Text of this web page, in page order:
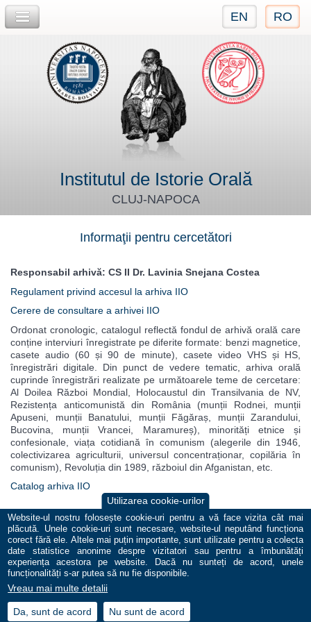
Utilizarea cookie-urilor
Website-ul nostru folosește cookie-uri pentru a vă face vizita cât mai
plăcută. Unele cookie-uri sunt necesare, website-ul neputând funcționa
corect fără ele. Altele mai puțin importante, sunt utilizate pentru a colecta
date statistice anonime despre vizitatori sau pentru a îmbunătăți
experiența acestora pe website. Dacă nu sunteți de acord, unele
funcționalități s-ar putea să nu fie disponibile.
Vreau mai multe detalii
Da, sunt de acord Nu sunt de acord
EN RO
Institutul de Istorie Orală
CLUJ-NAPOCA
Informaţii pentru cercetători
Responsabil arhivă: CS II Dr. Lavinia Snejana Costea
Regulament privind accesul la arhiva IIO
Cerere de consultare a arhivei IIO
Ordonat cronologic, catalogul reflectă fondul de arhivă orală care
conține interviuri înregistrate pe diferite formate: benzi magnetice,
casete audio (60 și 90 de minute), casete video VHS și HS,
înregistrări digitale. Din punct de vedere tematic, arhiva orală
cuprinde înregistrări realizate pe următoarele teme de cercetare:
Al Doilea Război Mondial, Holocaustul din Transilvania de NV,
Rezistența anticomunistă din România (munții Rodnei, munții
Apuseni, munții Banatului, munții Făgăraș, munții Zarandului,
Bucovina, munții Vrancei, Maramureș), minorități etnice și
confesionale, viața cotidiană în comunism (alegerile din 1946,
colectivizarea agriculturii, universul concentraționar, copilăria în
comunism), Revoluția din 1989, războiul din Afganistan, etc.
Catalog arhiva IIO
© Institutul de Istorie Orală
Politica de confidenţialitate|Termeni şi condiţii
programming bysia vision